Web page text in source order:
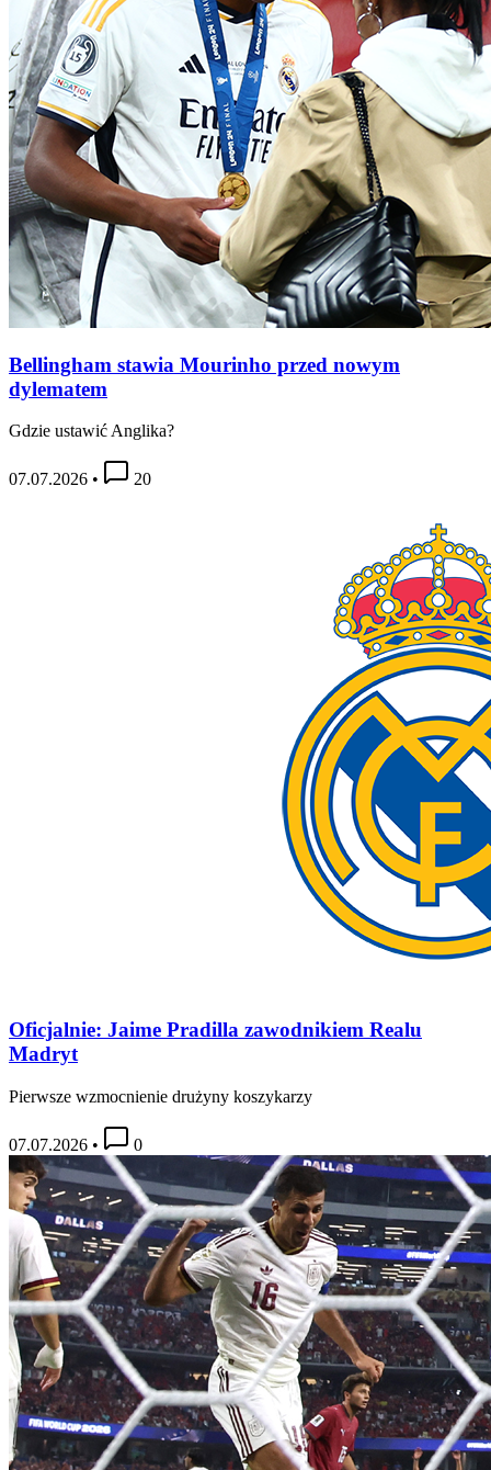
Bellingham stawia Mourinho przed nowym
dylematem
Gdzie ustawić Anglika?
07.07.2026 • 20
Oficjalnie: Jaime Pradilla zawodnikiem Realu
Madryt
Pierwsze wzmocnienie drużyny koszykarzy
07.07.2026 • 0